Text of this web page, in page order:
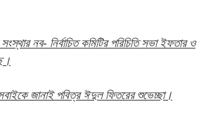
নব- নির্বাচিত কমিটির পরিচিতি সভা ইফতার ও
জানাই পবিত্র ঈদুল ফিতরের শুভেচ্ছা।